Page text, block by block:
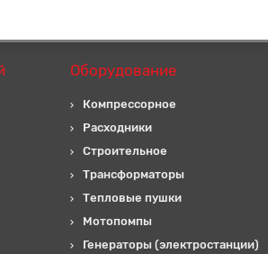
Оборудование
Компрессорное
Расходники
Строительное
Трансформаторы
Тепловые пушки
Мотопомпы
Генераторы (электростанции)